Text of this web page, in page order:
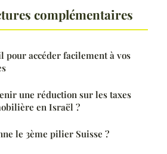
complémentaires
pour accéder facilement à vos
une réduction sur les taxes
en Israël ?
le 3ème pilier Suisse ?